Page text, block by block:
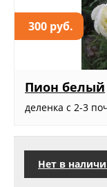
300 руб.
Пион белый
деленка с 2-3
Нет в